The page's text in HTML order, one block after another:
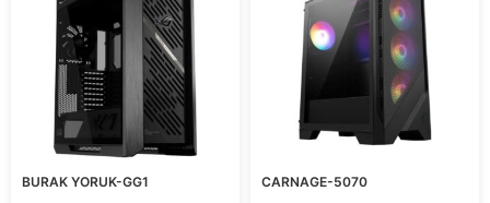
BURAK YORUK-GG1 CARNAGE-5070